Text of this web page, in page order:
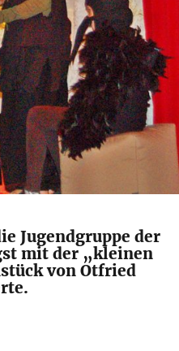
Jugendgruppe der
mit der „kleinen
von Otfried